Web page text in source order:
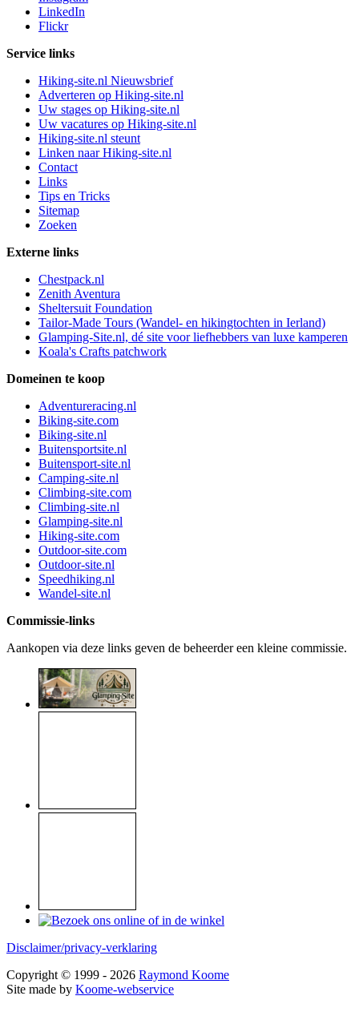
LinkedIn
Flickr
Service links
Hiking-site.nl Nieuwsbrief
Adverteren op Hiking-site.nl
Uw stages op Hiking-site.nl
Uw vacatures op Hiking-site.nl
Hiking-site.nl steunt
Linken naar Hiking-site.nl
Contact
Links
Tips en Tricks
Sitemap
Zoeken
Externe links
Chestpack.nl
Zenith Aventura
Sheltersuit Foundation
Tailor-Made Tours (Wandel- en hikingtochten in Ierland)
Glamping-Site.nl, dé site voor liefhebbers van luxe kamperen
Koala's Crafts patchwork
Domeinen te koop
Adventureracing.nl
Biking-site.com
Biking-site.nl
Buitensportsite.nl
Buitensport-site.nl
Camping-site.nl
Climbing-site.com
Climbing-site.nl
Glamping-site.nl
Hiking-site.com
Outdoor-site.com
Outdoor-site.nl
Speedhiking.nl
Wandel-site.nl
Commissie-links
Aankopen via deze links geven de beheerder een kleine commissie.
Disclaimer/privacy-verklaring
Copyright © 1999 - 2026 Raymond Koome
Site made by Koome-webservice